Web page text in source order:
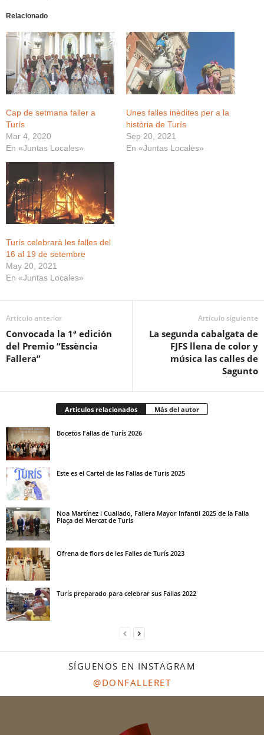
Relacionado
Cap de setmana faller a
Turís
Mar 4, 2020
En «Juntas Locales»
Unes falles inèdites per a la
història de Turís
Sep 20, 2021
En «Juntas Locales»
Turís celebrarà les falles del
16 al 19 de setembre
May 20, 2021
En «Juntas Locales»
Artículo anterior
Convocada la 1ª edición
del Premio “Essència
Fallera”
Artículo siguiente
La segunda cabalgata de
FJFS llena de color y
música las calles de
Sagunto
Artículos relacionados Más del autor
Bocetos Fallas de Turís 2026
Este es el Cartel de las Fallas de Turis 2025
Noa Martínez i Cuallado, Fallera Mayor Infantil 2025 de la Falla
Plaça del Mercat de Turis
Ofrena de flors de les Falles de Turís 2023
Turís preparado para celebrar sus Fallas 2022
SÍGUENOS EN INSTAGRAM
@DONFALLERET